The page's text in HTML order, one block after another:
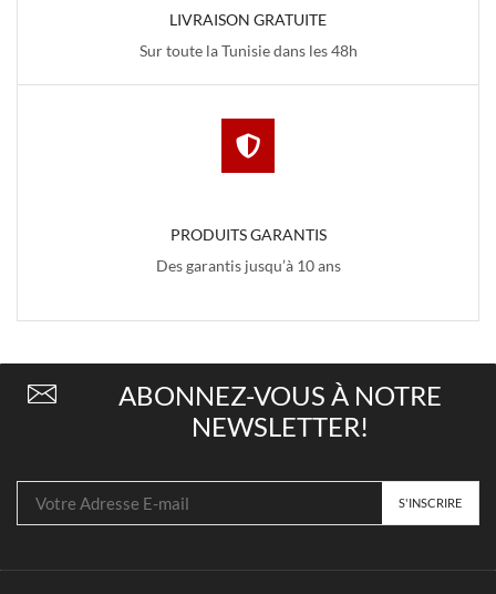
LIVRAISON GRATUITE
Sur toute la Tunisie dans les 48h
PRODUITS GARANTIS
Des garantis jusqu’à 10 ans
ABONNEZ-VOUS À NOTRE
NEWSLETTER!